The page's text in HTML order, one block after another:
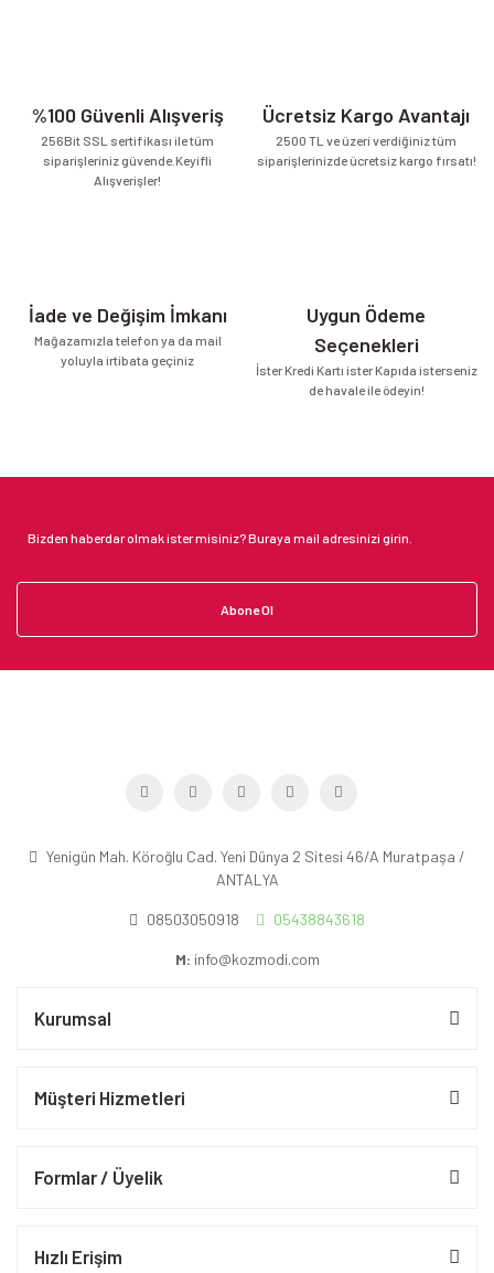
%100 Güvenli Alışveriş
256Bit SSL sertifikası ile tüm
siparişleriniz güvende.Keyifli
Alışverişler!
Ücretsiz Kargo Avantajı
2500 TL ve üzeri verdiğiniz tüm
siparişlerinizde ücretsiz kargo fırsatı!
İade ve Değişim İmkanı
Mağazamızla telefon ya da mail
yoluyla irtibata geçiniz
Uygun Ödeme
Seçenekleri
İster Kredi Kartı ister Kapıda isterseniz
de havale ile ödeyin!
Abone Ol
Yenigün Mah. Köroğlu Cad. Yeni Dünya 2 Sitesi 46/A Muratpaşa /
ANTALYA
08503050918 05438843618
M: info@kozmodi.com
Kurumsal
Müşteri Hizmetleri
Formlar / Üyelik
Hızlı Erişim